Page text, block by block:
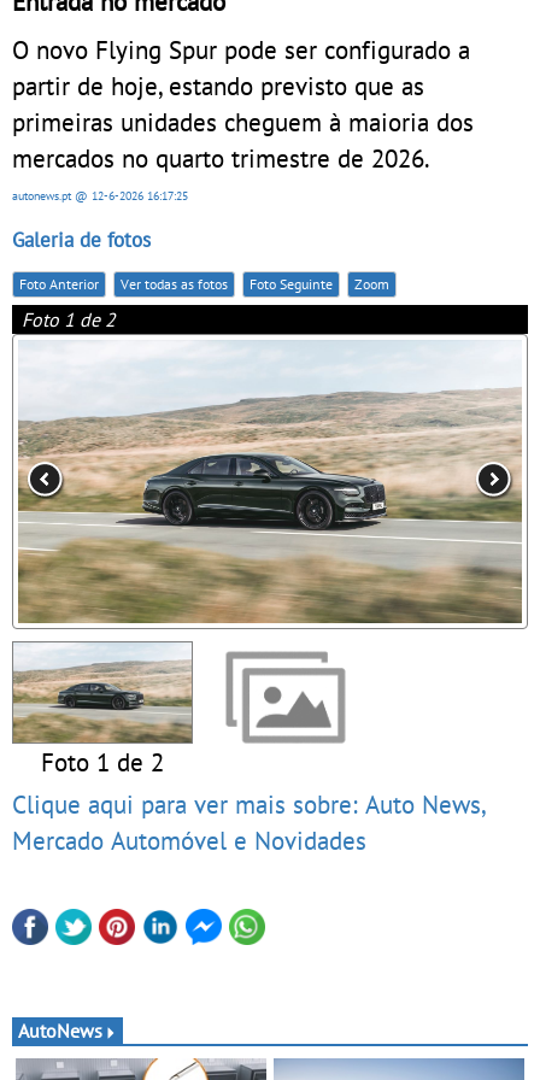
O novo Flying Spur pode ser configurado a
partir de hoje, estando previsto que as
primeiras unidades cheguem à maioria dos
mercados no quarto trimestre de 2026.
autonews.pt @ 12-6-2026 16:17:25
Galeria de fotos
Foto Anterior Ver todas as fotos Foto Seguinte Zoom
Foto 1 de 2
Foto 1 de 2
Clique aqui para ver mais sobre: Auto News,
Mercado Automóvel e Novidades
AutoNews